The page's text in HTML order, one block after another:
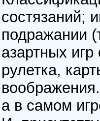
состязаний;
подражании
азартных
рулетка,
а в самом